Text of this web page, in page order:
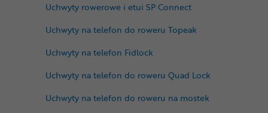
Uchwyty rowerowe i etui SP Connect
Uchwyty na telefon do roweru Topeak
Uchwyty na telefon Fidlock
Uchwyty na telefon do roweru Quad Lock
Uchwyty na telefon do roweru na mostek